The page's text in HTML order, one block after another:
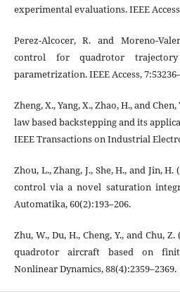
experimental evaluations. IEEE
Perez-Alcocer, R. and Moreno-
control for quadrotor
parametrization. IEEE Access,
Zheng, X., Yang, X., Zhao, H., and
law based backstepping and its
IEEE Transactions on Industrial
Zhou, L., Zhang, J., She, H., and Jin,
control via a novel saturation
Automatika, 60(2):193–206.
Zhu, W., Du, H., Cheng, Y., and Chu,
quadrotor aircraft based on
Nonlinear Dynamics, 88(4):2359–2369.